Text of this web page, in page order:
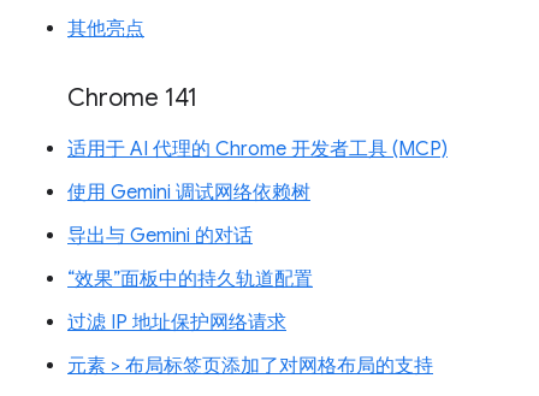
其他亮点
Chrome 141
适用于 AI 代理的 Chrome 开发者工具 (MCP)
使用 Gemini 调试网络依赖树
导出与 Gemini 的对话
“效果”面板中的持久轨道配置
过滤 IP 地址保护网络请求
元素 > 布局标签页添加了对网格布局的支持